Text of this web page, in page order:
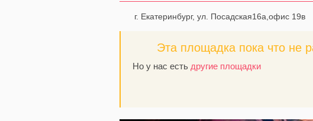
г. Екатеринбург, ул. Посадская16а,офис 19в
Эта площадка пока что не
Но у нас есть другие площадки